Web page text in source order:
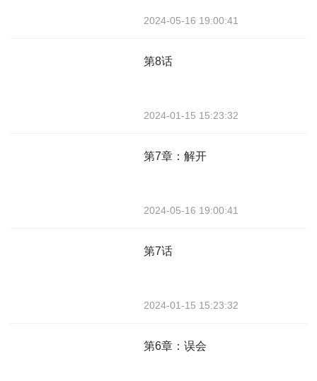
2024-05-16 19:00:41
第8话
2024-01-15 15:23:32
第7章：解开
2024-05-16 19:00:41
第7话
2024-01-15 15:23:32
第6章：误会